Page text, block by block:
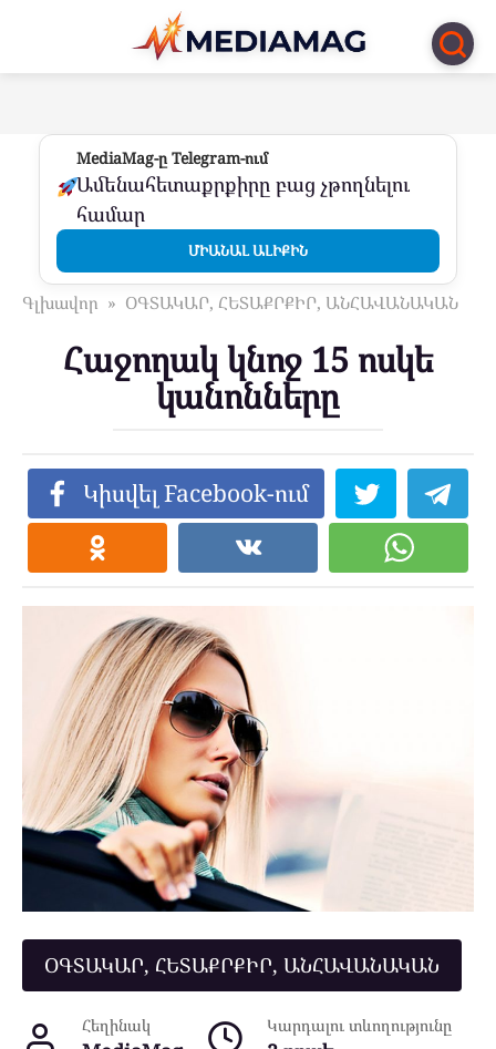
Перейти
контенту
MediaMag-ը Telegram-ում
Ամենահետաքրքիրը բաց չթողնելու
համար
ՄԻԱՆԱԼ ԱԼԻՔԻՆ
Գլխավոր » ՕԳՏԱԿԱՐ, ՀԵՏԱՔՐՔԻՐ, ԱՆՀԱՎԱՆԱԿԱՆ
Հաջողակ կնոջ 15 ոսկե
կանոնները
Կիսվել Facebook-ում
ՕԳՏԱԿԱՐ, ՀԵՏԱՔՐՔԻՐ, ԱՆՀԱՎԱՆԱԿԱՆ
Հեղինակ Կարդալու տևողությունը